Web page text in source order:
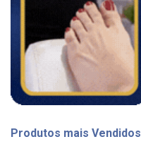
Produtos mais Vendidos